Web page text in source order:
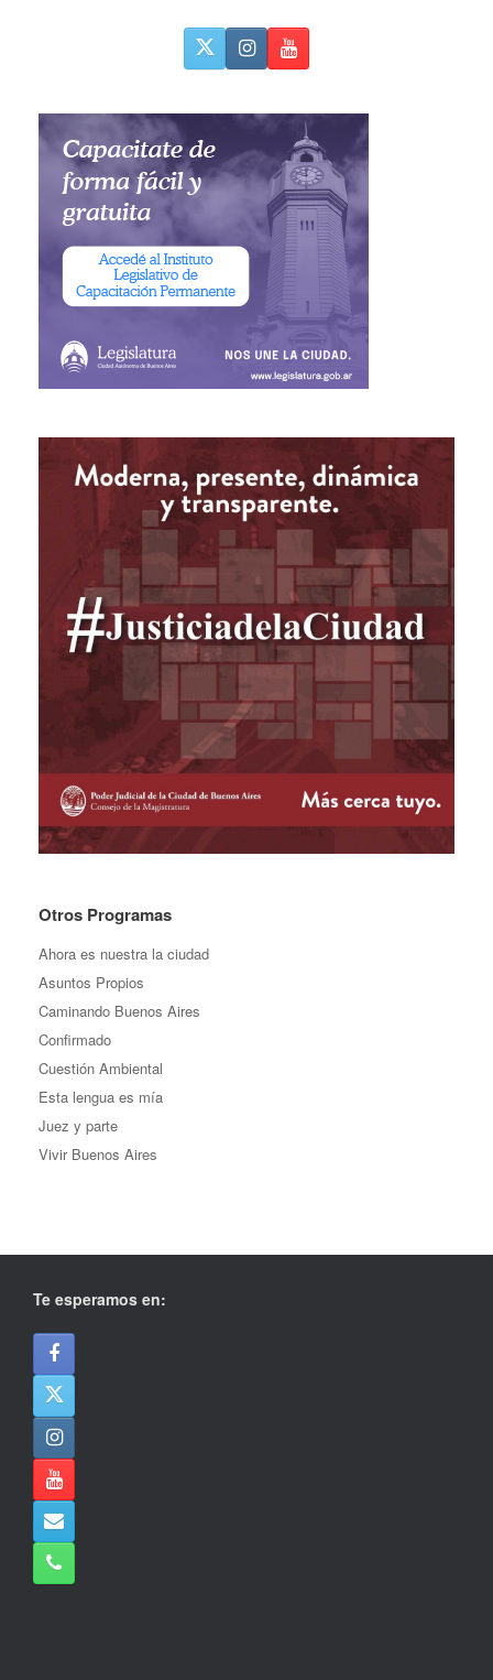
Otros Programas
Ahora es nuestra la ciudad
Asuntos Propios
Caminando Buenos Aires
Confirmado
Cuestión Ambiental
Esta lengua es mía
Juez y parte
Vivir Buenos Aires
Te esperamos en: